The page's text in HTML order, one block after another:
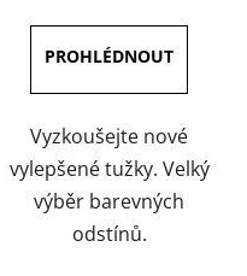
4,0
z
5
hvězdiček.
Vyzkoušejte nové
vylepšené tužky. Velký
výběr barevných
odstínů.